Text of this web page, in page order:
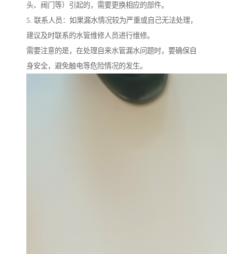
头、阀门等）引起的，需要更换相应的部件。
5. 联系人员：如果漏水情况较为严重或自己无法处理，
建议及时联系的水管维修人员进行维修。
需要注意的是，在处理自来水管漏水问题时，要确保自
身安全，避免触电等危险情况的发生。